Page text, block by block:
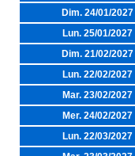
Dim. 24/01/2027
Lun. 25/01/2027
Dim. 21/02/2027
Lun. 22/02/2027
Mar. 23/02/2027
Mer. 24/02/2027
Lun. 22/03/2027